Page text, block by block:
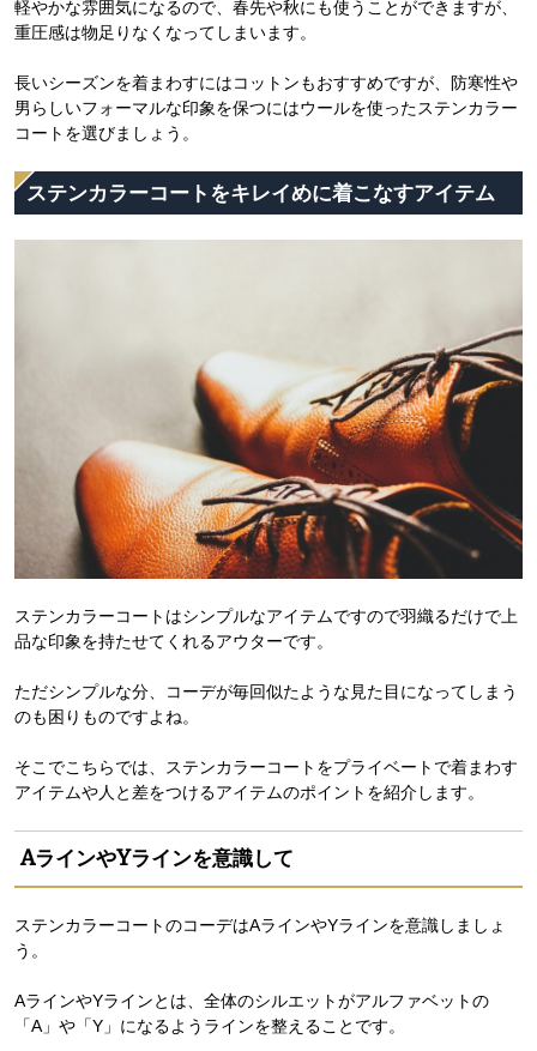
軽やかな雰囲気になるので、春先や秋にも使うことができますが、
重圧感は物足りなくなってしまいます。
長いシーズンを着まわすにはコットンもおすすめですが、防寒性や
男らしいフォーマルな印象を保つにはウールを使ったステンカラー
コートを選びましょう。
ステンカラーコートをキレイめに着こなすアイテム
ステンカラーコートはシンプルなアイテムですので羽織るだけで上
品な印象を持たせてくれるアウターです。
ただシンプルな分、コーデが毎回似たような見た目になってしまう
のも困りものですよね。
そこでこちらでは、ステンカラーコートをプライベートで着まわす
アイテムや人と差をつけるアイテムのポイントを紹介します。
AラインやYラインを意識して
ステンカラーコートのコーデはAラインやYラインを意識しましょ
う。
AラインやYラインとは、全体のシルエットがアルファベットの
「A」や「Y」になるようラインを整えることです。